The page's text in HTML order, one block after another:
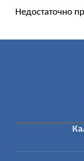
Недостаточно